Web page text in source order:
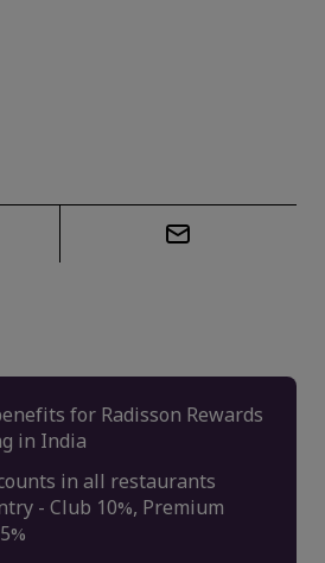
for Radisson Rewards
in India
in all restaurants
- Club 10%, Premium